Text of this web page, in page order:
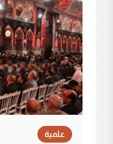
علمية